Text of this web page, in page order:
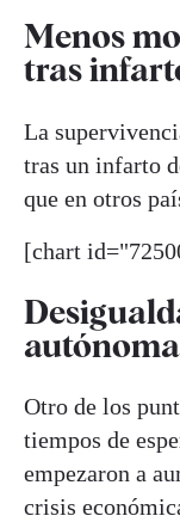
Menos
tras
La
tras un infarto
que en otros
[chart
Otro de los
tiempos de
empezaron a
crisis